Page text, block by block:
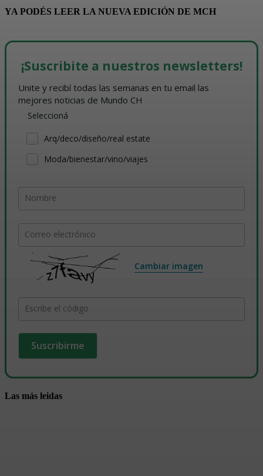
YA PODÉS LEER LA NUEVA EDICIÓN DE MCH
¡Suscribite a nuestros newsletters!
Unite y recibí todas las semanas en tu email las
mejores noticias de Mundo CH
Seleccioná
Arq/deco/diseño/real estate
Moda/bienestar/vino/viajes
Nombre
Correo electrónico
Cambiar imagen
Escribe el código
Las más leidas